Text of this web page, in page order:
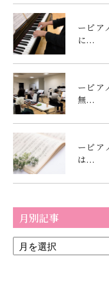
ーピア
に...
ーピア
無...
ーピア
は...
月別記事